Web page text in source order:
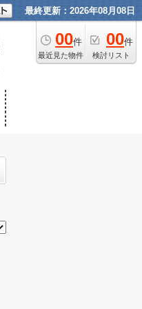
最終更新：2026年08月08日
00件
最近見た物件
00件
検討リスト